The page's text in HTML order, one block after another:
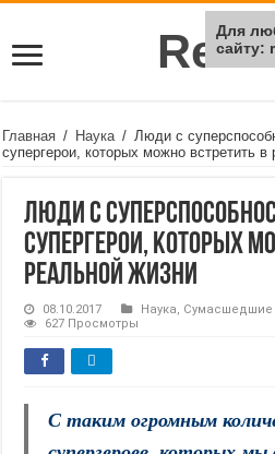
Rei
Главная / Наука / Люди с
супергерои, которых можно встретить в
Люди с
супергерои, которых
реальной жизни
08.10.2017 Наука, Сумасшедшие
627 Просмотры
С таким огромным
Для
сайту: